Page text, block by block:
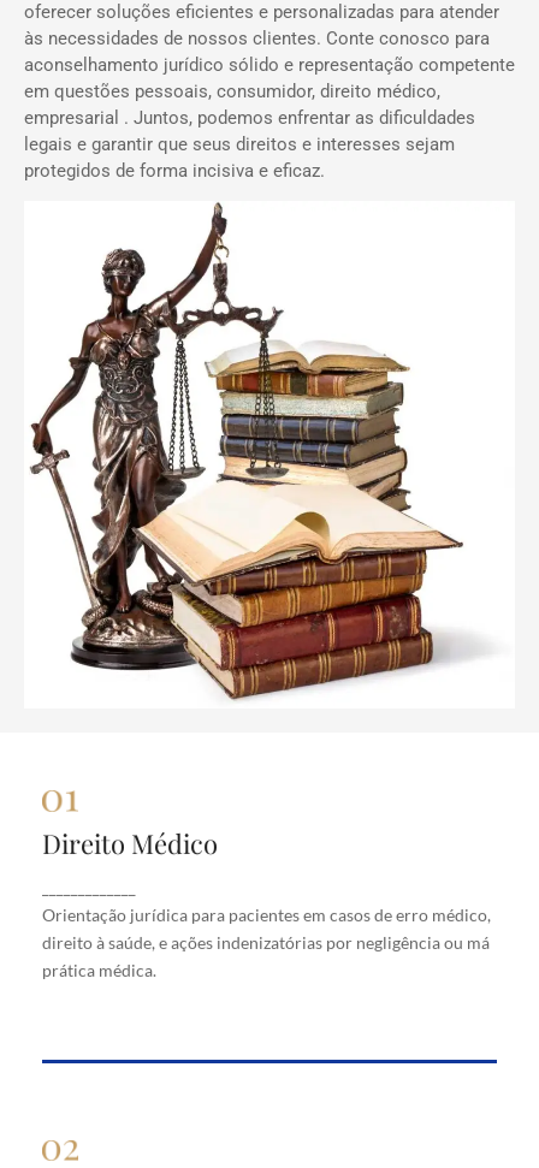
oferecer soluções eficientes e personalizadas para atender
às necessidades de nossos clientes. Conte conosco para
aconselhamento jurídico sólido e representação competente
em questões pessoais, consumidor, direito médico,
empresarial . Juntos, podemos enfrentar as dificuldades
legais e garantir que seus direitos e interesses sejam
protegidos de forma incisiva e eficaz.
Direito Médico
Orientação jurídica para pacientes em casos de erro médico,
direito à saúde, e ações indenizatórias por negligência ou má
prática médica.
Direito Médico
erro médico, direito à saúde, e ações indenizatórias
por negligência ou má prática médica.